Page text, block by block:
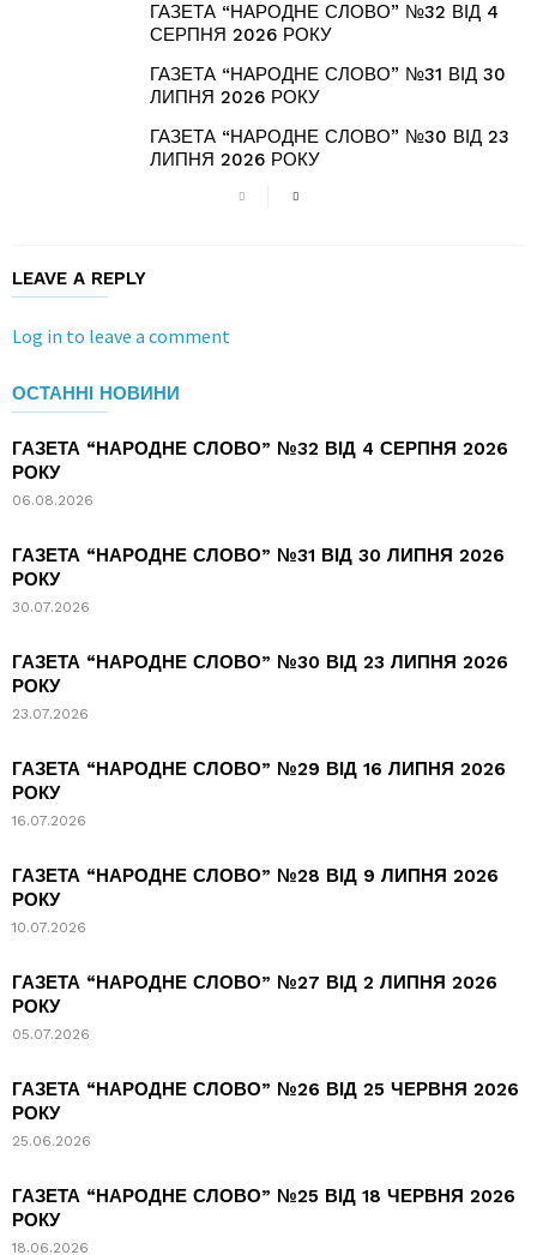
ГАЗЕТА “НАРОДНЕ СЛОВО” №32 ВІД 4
СЕРПНЯ 2026 РОКУ
ГАЗЕТА “НАРОДНЕ СЛОВО” №31 ВІД 30
ЛИПНЯ 2026 РОКУ
ГАЗЕТА “НАРОДНЕ СЛОВО” №30 ВІД 23
ЛИПНЯ 2026 РОКУ
LEAVE A REPLY
Log in to leave a comment
ОСТАННІ НОВИНИ
ГАЗЕТА “НАРОДНЕ СЛОВО” №32 ВІД 4 СЕРПНЯ 2026
РОКУ
06.08.2026
ГАЗЕТА “НАРОДНЕ СЛОВО” №31 ВІД 30 ЛИПНЯ 2026
РОКУ
30.07.2026
ГАЗЕТА “НАРОДНЕ СЛОВО” №30 ВІД 23 ЛИПНЯ 2026
РОКУ
23.07.2026
ГАЗЕТА “НАРОДНЕ СЛОВО” №29 ВІД 16 ЛИПНЯ 2026
РОКУ
16.07.2026
ГАЗЕТА “НАРОДНЕ СЛОВО” №28 ВІД 9 ЛИПНЯ 2026
РОКУ
10.07.2026
ГАЗЕТА “НАРОДНЕ СЛОВО” №27 ВІД 2 ЛИПНЯ 2026
РОКУ
05.07.2026
ГАЗЕТА “НАРОДНЕ СЛОВО” №26 ВІД 25 ЧЕРВНЯ 2026
РОКУ
25.06.2026
ГАЗЕТА “НАРОДНЕ СЛОВО” №25 ВІД 18 ЧЕРВНЯ 2026
РОКУ
18.06.2026